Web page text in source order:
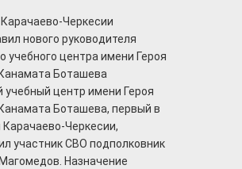
учебный центр имени Героя
Боташева, первый в
Карачаево-Черкесии,
участник СВО подполковник
Назначение